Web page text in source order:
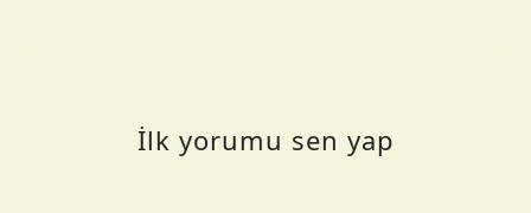
İlk yorumu sen yap